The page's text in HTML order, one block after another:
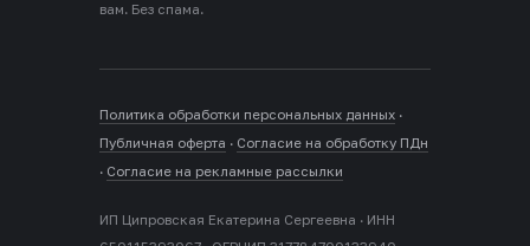
вам. Без спама.
Политика обработки персональных данных ·
Публичная оферта · Согласие на обработку ПДн
· Согласие на рекламные рассылки
ИП Ципровская Екатерина Сергеевна · ИНН